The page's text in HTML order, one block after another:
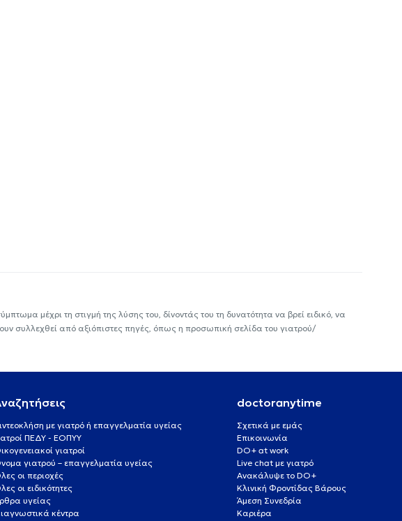
μέχρι τη στιγμή της λύσης του, δίνοντάς του τη δυνατότητα να βρεί ειδικό, να
συλλεχθεί από αξιόπιστες πηγές, όπως η προσωπική σελίδα του γιατρού/
με γιατρό ή επαγγελματία υγείας
ΠΕΔΥ - ΕΟΠΥΥ
γιατροί
γιατρού – επαγγελματία υγείας
οι περιοχές
οι ειδικότητες
υγείας
κέντρα
doctoranytime
Σχετικά με εμάς
Επικοινωνία
DO+ at work
Live chat με γιατρό
Ανακάλυψε το DO+
Κλινική Φροντίδας Βάρους
Άμεση Συνεδρία
Καριέρα